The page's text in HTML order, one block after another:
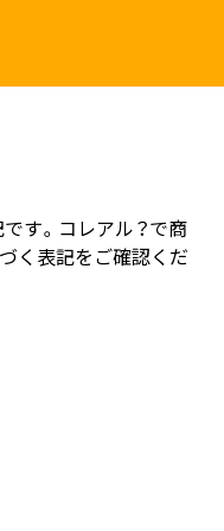
す。コレアル？で商
く表記をご確認くだ